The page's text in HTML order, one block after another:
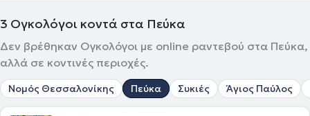
3 Ογκολόγοι κοντά στα Πεύκα
Δεν βρέθηκαν Ογκολόγοι με online ραντεβού στα Πεύκα,
αλλά σε κοντινές περιοχές.
Νομός Θεσσαλονίκης Πεύκα Συκιές Άγιος Παύλος